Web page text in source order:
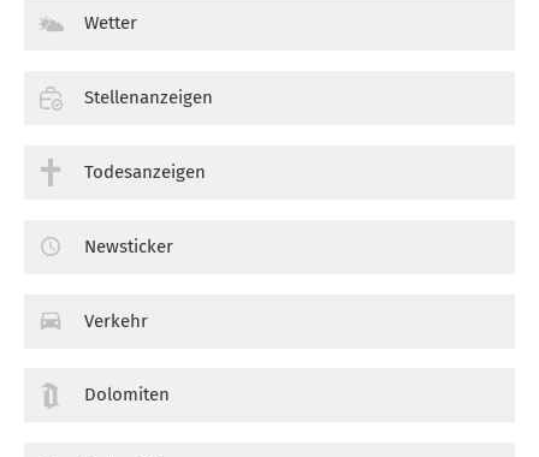
Wetter
Stellenanzeigen
Todesanzeigen
Newsticker
Verkehr
Dolomiten